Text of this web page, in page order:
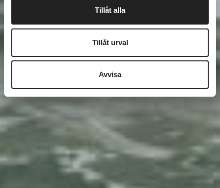
Tillåt alla
Tillåt urval
Avvisa